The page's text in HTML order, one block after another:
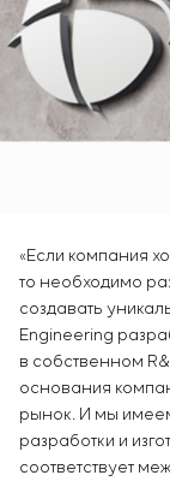
заказчика
Сервисное
Управление
Аутсорсинг
управления
Разработка
Разработка
Энергоаудит
Химическая
Цементная
Вакансии
Стажировка
Ветеранам
КОНТАКТЫ
«Если компания
то необходимо
создавать
Engineering
в собственном
основания
рынок. И мы
разработки и
соответствует